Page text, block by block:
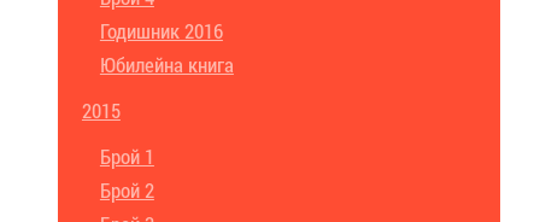
Годишник 2016
Юбилейна книга
2015
Брой 1
Брой 2